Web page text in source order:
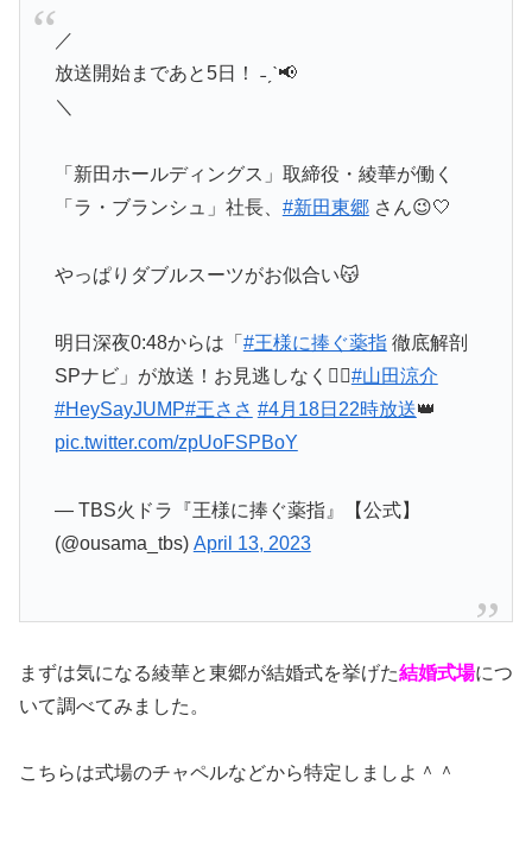
／
放送開始まであと5日！ ˗ˏˋ📢
＼
「新田ホールディングス」取締役・綾華が働く
「ラ・ブランシュ」社長、 #新田東郷さん😉🤍
やっぱりダブルスーツがお似合い😽
明日深夜0:48からは「 #王様に捧ぐ薬指徹底解剖
SPナビ」が放送！お見逃しなく❤️‍🔥#山田涼介
#HeySayJUMP#王ささ #4月18日22時放送👑
pic.twitter.com/zpUoFSPBoY
— TBS火ドラ『王様に捧ぐ薬指』【公式】
(@ousama_tbs) April 13, 2023
まずは気になる綾華と東郷が結婚式を挙げた結婚式場につ
いて調べてみました。
こちらは式場のチャペルなどから特定しましよ＾＾